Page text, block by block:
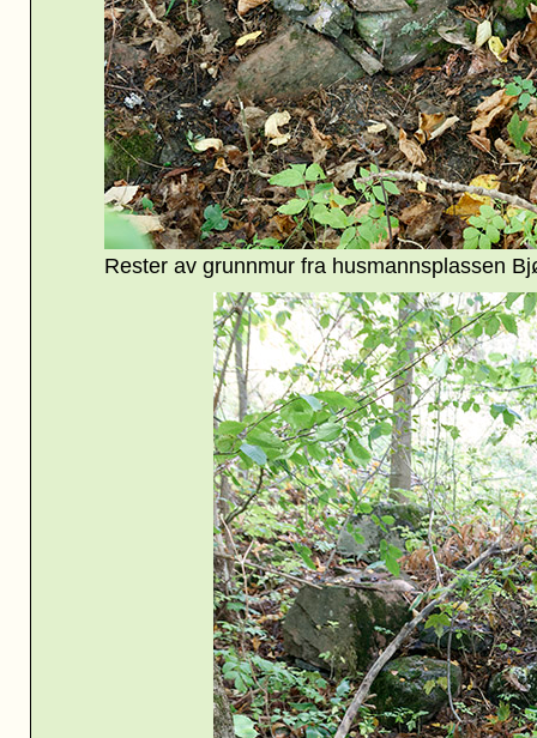
Rester av grunnmur fra husmannsplassen